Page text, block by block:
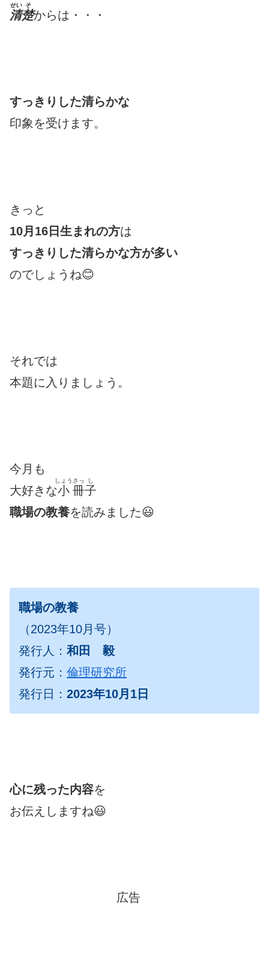
清
せい
楚
そ
からは・・・
すっきりした清らかな
印象を受けます。
きっと
10月16日生まれの方は
すっきりした清らかな方が多い
のでしょうね😊
それでは
本題に入りましょう。
今月も
大好きな小
しょう
冊
さっ
子
し
職場の教養を読みました😃
職場の教養
（2023年10月号）
発行人： 和田 毅
発行元： 倫理研究所
発行日： 2023年10月1日
心に残った内容を
お伝えしますね😃
広告